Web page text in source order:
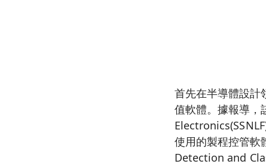
首先在半導體設計
值軟體。據報導，
使用的製程控管
Detection and